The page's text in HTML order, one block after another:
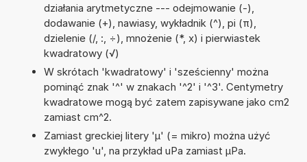
działania arytmetyczne --- odejmowanie (-),
dodawanie (+), nawiasy, wykładnik (^), pi (π),
dzielenie (/, :, ÷), mnożenie (*, x) i pierwiastek
kwadratowy (√)
W skrótach 'kwadratowy' i 'sześcienny' można
pominąć znak '^' w znakach '^2' i '^3'. Centymetry
kwadratowe mogą być zatem zapisywane jako cm2
zamiast cm^2.
Zamiast greckiej litery 'µ' (= mikro) można użyć
zwykłego 'u', na przykład uPa zamiast µPa.